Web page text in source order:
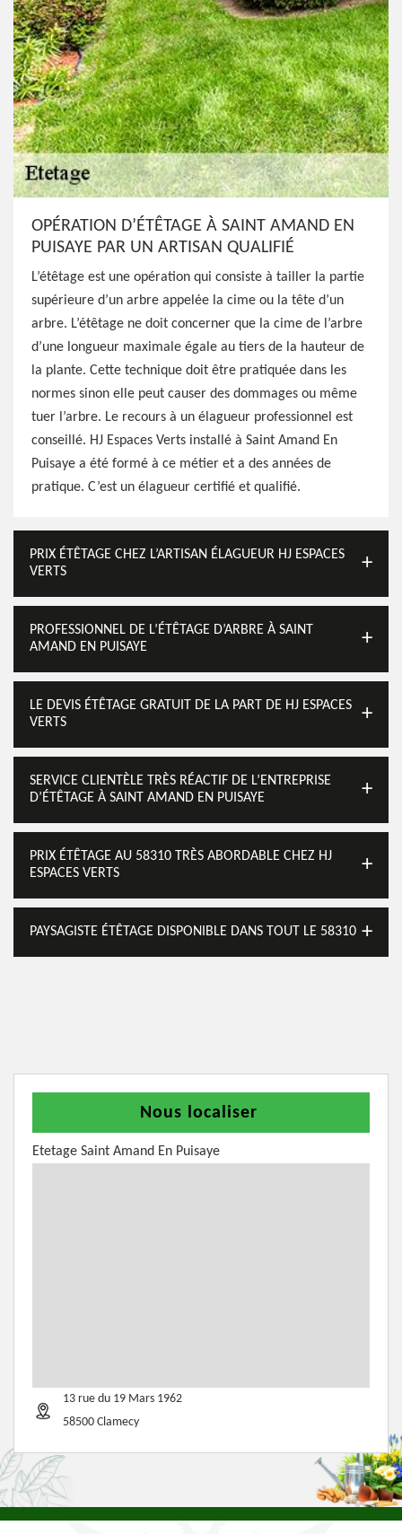
OPÉRATION D’ÉTÊTAGE À SAINT AMAND EN
PUISAYE PAR UN ARTISAN QUALIFIÉ
L’étêtage est une opération qui consiste à tailler la partie
supérieure d’un arbre appelée la cime ou la tête d’un
arbre. L’étêtage ne doit concerner que la cime de l’arbre
d’une longueur maximale égale au tiers de la hauteur de
la plante. Cette technique doit être pratiquée dans les
normes sinon elle peut causer des dommages ou même
tuer l’arbre. Le recours à un élagueur professionnel est
conseillé. HJ Espaces Verts installé à Saint Amand En
Puisaye a été formé à ce métier et a des années de
pratique. C’est un élagueur certifié et qualifié.
PRIX ÉTÊTAGE CHEZ L’ARTISAN ÉLAGUEUR HJ ESPACES
VERTS
PROFESSIONNEL DE L’ÉTÊTAGE D’ARBRE À SAINT
AMAND EN PUISAYE
LE DEVIS ÉTÊTAGE GRATUIT DE LA PART DE HJ ESPACES
VERTS
SERVICE CLIENTÈLE TRÈS RÉACTIF DE L’ENTREPRISE
D’ÉTÊTAGE À SAINT AMAND EN PUISAYE
PRIX ÉTÊTAGE AU 58310 TRÈS ABORDABLE CHEZ HJ
ESPACES VERTS
PAYSAGISTE ÉTÊTAGE DISPONIBLE DANS TOUT LE 58310
Nous localiser
Etetage Saint Amand En Puisaye
13 rue du 19 Mars 1962
58500 Clamecy